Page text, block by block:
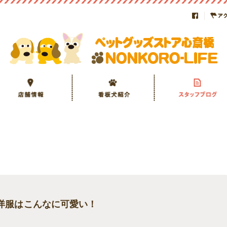
はこんなに可愛い！